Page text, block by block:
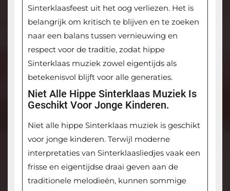
Sinterklaasfeest uit het oog verliezen. Het is
belangrijk om kritisch te blijven en te zoeken
naar een balans tussen vernieuwing en
respect voor de traditie, zodat hippe
Sinterklaas muziek zowel eigentijds als
betekenisvol blijft voor alle generaties.
Niet Alle Hippe Sinterklaas Muziek Is
Geschikt Voor Jonge Kinderen.
Niet alle hippe Sinterklaas muziek is geschikt
voor jonge kinderen. Terwijl moderne
interpretaties van Sinterklaasliedjes vaak een
frisse en eigentijdse draai geven aan de
traditionele melodieën, kunnen sommige